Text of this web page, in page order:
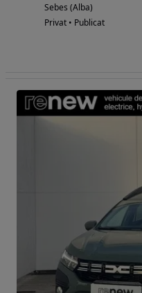
Sebes (Alba)
Privat • Publicat